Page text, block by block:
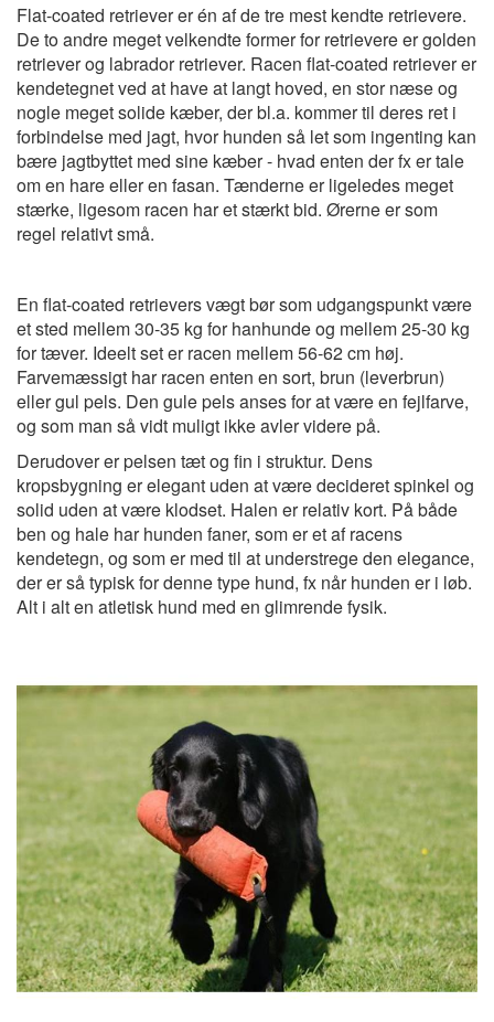
Flat-coated retriever er én af de tre mest kendte retrievere.
De to andre meget velkendte former for retrievere er golden
retriever og labrador retriever. Racen flat-coated retriever er
kendetegnet ved at have at langt hoved, en stor næse og
nogle meget solide kæber, der bl.a. kommer til deres ret i
forbindelse med jagt, hvor hunden så let som ingenting kan
bære jagtbyttet med sine kæber - hvad enten der fx er tale
om en hare eller en fasan. Tænderne er ligeledes meget
stærke, ligesom racen har et stærkt bid. Ørerne er som
regel relativt små.
En flat-coated retrievers vægt bør som udgangspunkt være
et sted mellem 30-35 kg for hanhunde og mellem 25-30 kg
for tæver. Ideelt set er racen mellem 56-62 cm høj.
Farvemæssigt har racen enten en sort, brun (leverbrun)
eller gul pels. Den gule pels anses for at være en fejlfarve,
og som man så vidt muligt ikke avler videre på.
Derudover er pelsen tæt og fin i struktur. Dens
kropsbygning er elegant uden at være decideret spinkel og
solid uden at være klodset. Halen er relativ kort. På både
ben og hale har hunden faner, som er et af racens
kendetegn, og som er med til at understrege den elegance,
der er så typisk for denne type hund, fx når hunden er i løb.
Alt i alt en atletisk hund med en glimrende fysik.